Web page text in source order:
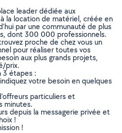
leader dédiée aux
la location de matériel, créée en
par une communauté de plus
dont 300 000 professionnels.
proche de chez vous un
pour réaliser toutes vos
aux plus grands projets,
prix.
3 étapes :
votre besoin en quelques
particuliers et
minutes.
depuis la messagerie privée et
!
!